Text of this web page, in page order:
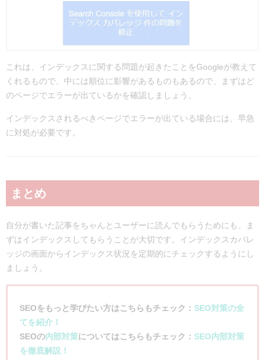
これは、インデックスに関する問題が起きたことをGoogleが教えて
くれるもので、中には順位に影響があるものもあるので、まずはど
のページでエラーが出ているかを確認しましょう。
インデックスされるべきページでエラーが出ている場合には、早急
に対処が必要です。
まとめ
自分が書いた記事をちゃんとユーザーに読んでもらうためにも、ま
ずはインデックスしてもらうことが大切です。インデックスカバレ
ッジの画面からインデックス状況を定期的にチェックするようにし
ましょう。
SEOをもっと学びたい方はこちらもチェック： SEO対策の全
てを紹介！
SEOの内部対策についてはこちらもチェック： SEO内部対策
を徹底解説！